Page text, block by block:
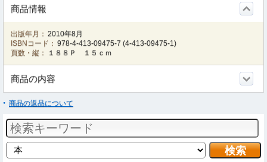
商品情報
出版年月： 2010年8月
ISBNコード： 978-4-413-09475-7 (4-413-09475-1)
頁数・縦：
１８８Ｐ １５ｃｍ
商品の内容
商品の返品について